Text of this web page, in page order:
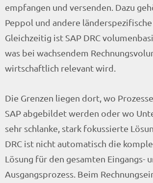
empfangen und versenden. Dazu
Peppol und andere länderspezifische
Gleichzeitig ist SAP DRC
was bei wachsendem
wirtschaftlich relevant wird.
Die Grenzen liegen dort, wo
SAP abgebildet werden oder wo
sehr schlanke, stark fokussierte
DRC ist nicht automatisch die
Lösung für den gesamten Eingangs-
Ausgangsprozess. Beim